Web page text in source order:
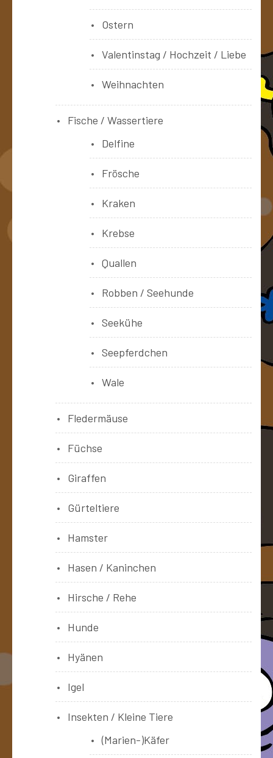
Ostern
Valentinstag / Hochzeit / Liebe
Weihnachten
Fische / Wassertiere
Delfine
Frösche
Kraken
Krebse
Quallen
Robben / Seehunde
Seekühe
Seepferdchen
Wale
Fledermäuse
Füchse
Giraffen
Gürteltiere
Hamster
Hasen / Kaninchen
Hirsche / Rehe
Hunde
Hyänen
Igel
Insekten / Kleine Tiere
(Marien-)Käfer